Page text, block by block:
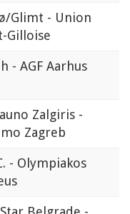
Glimt - Union
Gilloise
- AGF Aarhus
Zalgiris -
Zagreb
- Olympiakos